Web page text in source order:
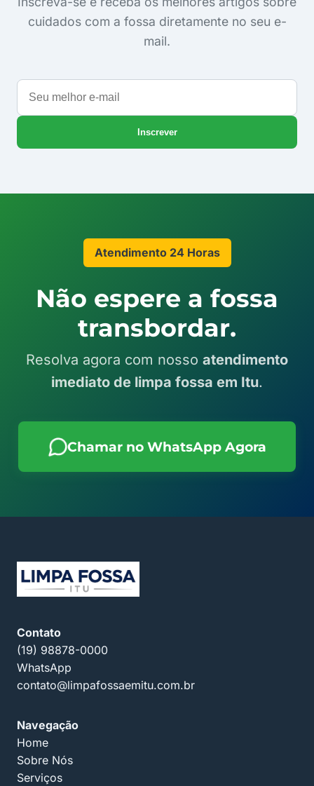
cuidados com a fossa diretamente no seu e-
mail.
Seu
melhor
e-
Inscrever
Atendimento 24 Horas
Não espere a fossa
transbordar.
Resolva agora com nosso atendimento
imediato de limpa fossa em Itu.
Chamar no WhatsApp Agora
Contato
(19) 98878-0000
WhatsApp
contato@limpafossaemitu.com.br
Navegação
Home
Sobre Nós
Serviços